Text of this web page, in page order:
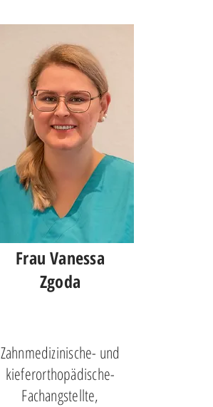
Frau Vanessa
Zgoda
Zahnmedizinische- und
kieferorthopädische-
Fachangstellte,